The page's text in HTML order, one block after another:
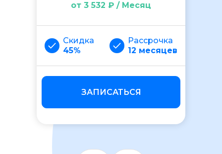
от 3 532 ₽ / Месяц
Скидка
45%
Рассрочка
12 месяцев
ЗАПИСАТЬСЯ
ОСТАВИТЬ ОТЗЫВ